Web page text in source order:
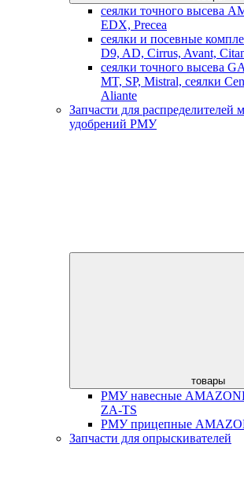
сеялки точного высева
EDX, Precea
сеялки и посевные
D9, AD, Cirrus, Avant,
сеялки точного высева
MT, SP, Mistral, сеялки
Aliante
Запчасти для распределителей
удобрений РМУ
товары
РМУ навесные
ZA-TS
РМУ прицепные
Запчасти для опрыскивателей